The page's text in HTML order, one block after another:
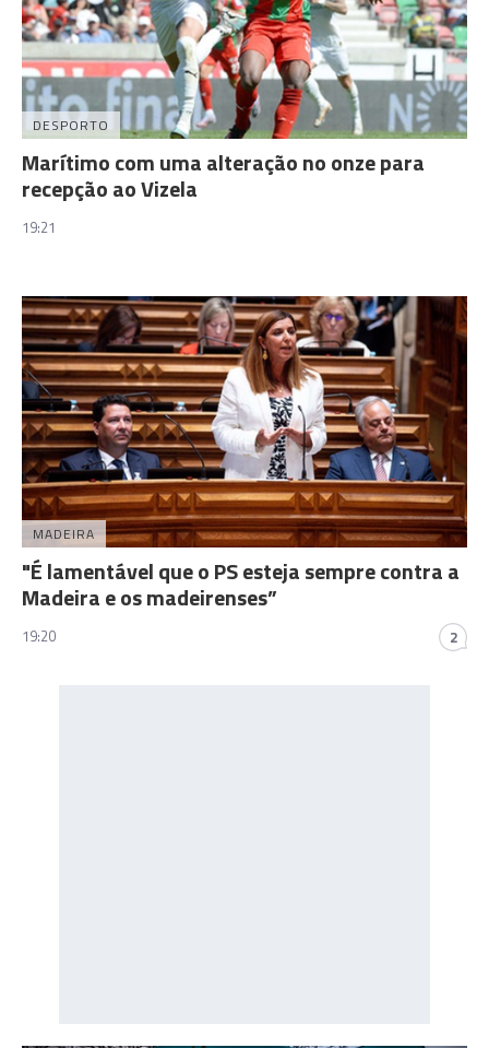
DESPORTO
Marítimo com uma alteração no onze para
recepção ao Vizela
19:21
MADEIRA
"É lamentável que o PS esteja sempre contra a
Madeira e os madeirenses”
19:20 2